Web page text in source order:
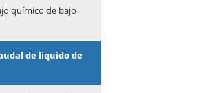
químico de bajo
de líquido de